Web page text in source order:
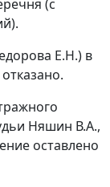
(с
Е.Н.) в
Няшин В.А.,
оставлено